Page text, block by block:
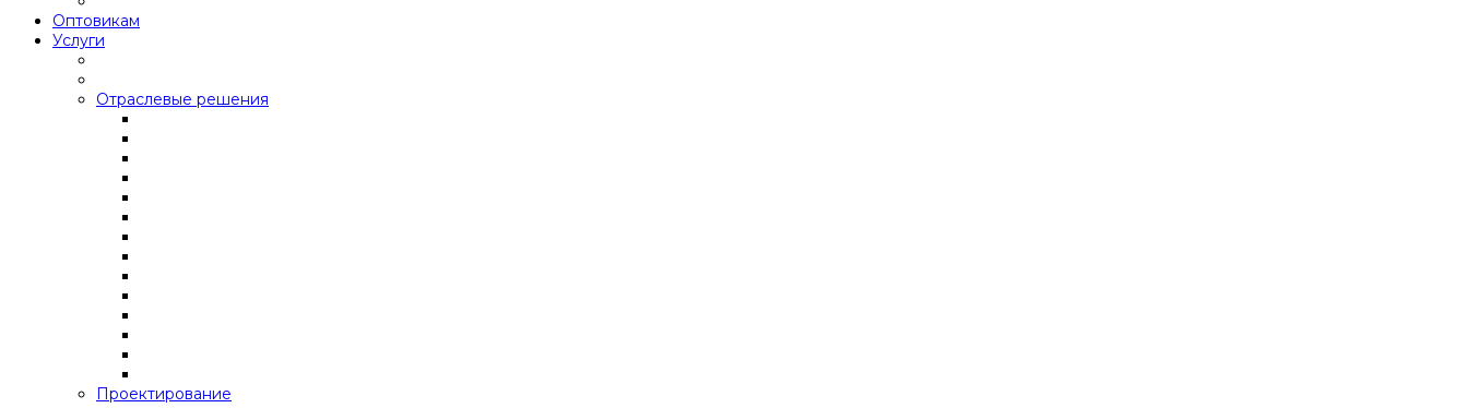
Оптовикам
Услуги
Отраслевые решения
Проектирование